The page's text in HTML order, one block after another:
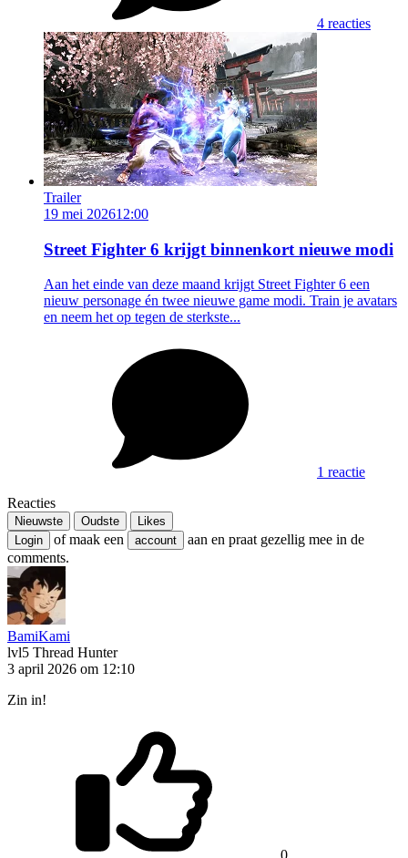
4 reacties
Trailer
19 mei 202612:00
Street Fighter 6 krijgt binnenkort nieuwe modi
Aan het einde van deze maand krijgt Street Fighter 6 een
nieuw personage én twee nieuwe game modi. Train je avatars
en neem het op tegen de sterkste...
1 reactie
Reacties
Nieuwste Oudste
Likes
Login
of maak een account
aan en praat gezellig mee in de
comments.
BamiKami
lvl5 Thread Hunter
3 april 2026 om 12:10
Zin in!